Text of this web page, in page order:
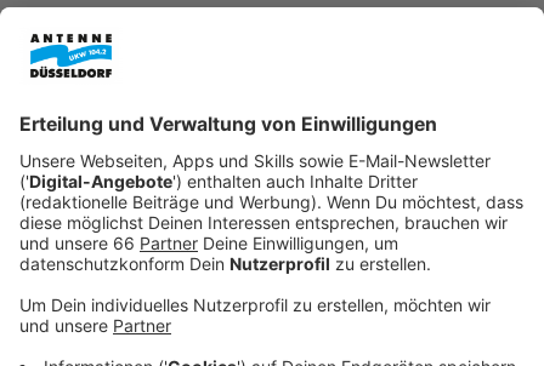
Installiert WhatsApp auf Eurem Smartphone (wenn es nicht
bereits installiert ist).
hinzu.
Erreichbarkeit:
Ihr könnt uns natürlich jederzeit eine Nachricht schicken –
den Zeiten lesen können, zu denen wir die Redaktion